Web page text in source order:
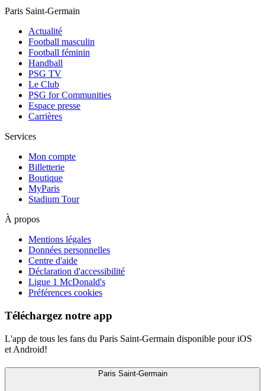
Paris Saint-Germain
Actualité
Football masculin
Football féminin
Handball
PSG TV
Le Club
PSG for Communities
Espace presse
Carrières
Services
Mon compte
Billetterie
Boutique
MyParis
Stadium Tour
À propos
Mentions légales
Données personnelles
Centre d'aide
Déclaration d'accessibilité
Ligue 1 McDonald's
Préférences cookies
Téléchargez notre app
L'app de tous les fans du Paris Saint-Germain disponible pour iOS
et Android!
Paris Saint-Germain